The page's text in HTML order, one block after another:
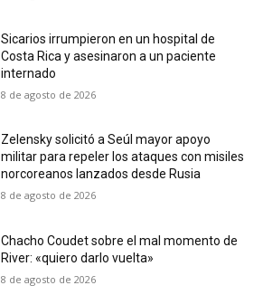
Sicarios irrumpieron en un hospital de
Costa Rica y asesinaron a un paciente
internado
8 de agosto de 2026
Zelensky solicitó a Seúl mayor apoyo
militar para repeler los ataques con misiles
norcoreanos lanzados desde Rusia
8 de agosto de 2026
Chacho Coudet sobre el mal momento de
River: «quiero darlo vuelta»
8 de agosto de 2026